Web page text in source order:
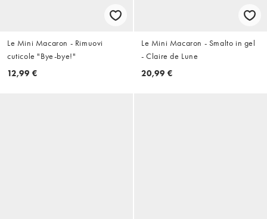
Le Mini Macaron - Rimuovi
cuticole "Bye-bye!"
12,99 €
Le Mini Macaron - Smalto in gel
- Claire de Lune
20,99 €